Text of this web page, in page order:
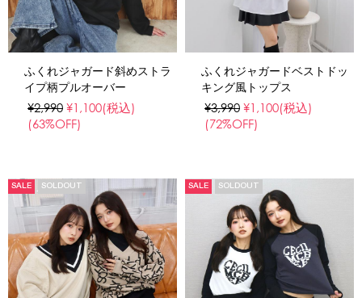
ふくれジャガード斜めストラ
イプ柄プルオーバー
¥2,990 ¥1,100(税込)
(63%OFF)
ふくれジャガードベストドッ
キング風トップス
¥3,990 ¥1,100(税込)
(72%OFF)
SALE SOLDOUT SALE SOLDOUT